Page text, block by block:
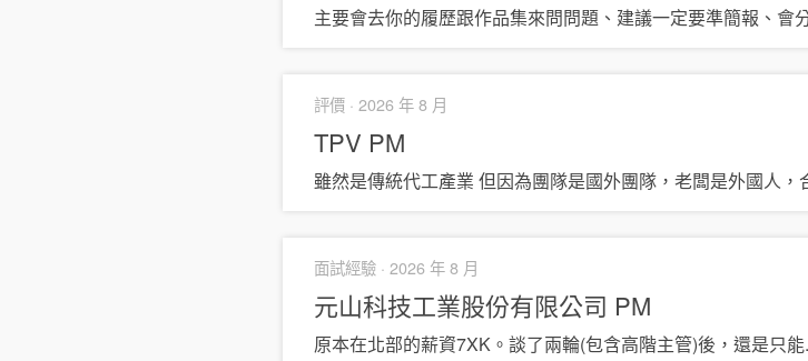
主要會去你的履歷跟作品集來問問題、建議一定要準簡報、會
評價 · 2026 年 8 月
TPV PM
雖然是傳統代工產業 但因為團隊是國外團隊，老闆是外國人，
面試經驗 · 2026 年 8 月
元山科技工業股份有限公司 PM
原本在北部的薪資7XK。談了兩輪(包含高階主管)後，還是只能